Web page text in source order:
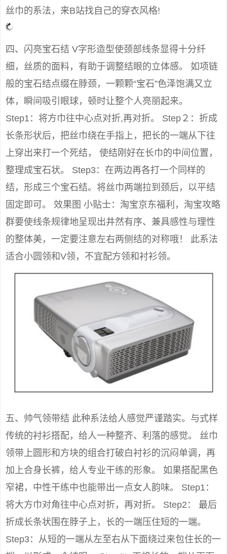
丝巾的系法，来B站找自己的穿衣风格!
四、闪亮宝石结 V字形造型使颈部线条显得十分纤
细，丝质的面料，有助于调整结眼的立体感。 如项链
般的宝石结点缀在脖颈，一颗颗“宝石”色泽饱满又立
体，瞬间吸引眼球，顿时让整个人亮丽起来。
Step1：将方巾往中心点对折,再对折。 Step２：折成
长条形状后，把丝巾绕在手指上，把长的一端从下往
上穿出来打一个死结， 使结刚好在长巾的中间位置，
整理成宝石状。 Step3：在两边再各打一个同样的
结，形成三个宝石结。将丝巾两端拉到颈后，以平结
固定即可。 效果图 小贴士：淘宝京东福利，淘宝攻略
群要使线条规律地呈现出井然有序、兼具感性与理性
的整体美，一定要注意左右两侧结的对称哦！ 此系法
适合小圆领和V领，不宜配方领和衬衫领。
五、帅气领带结 此种系法给人感觉严谨踏实。与式样
传统的衬衫搭配，给人一种整齐、利落的感觉。 丝巾
领带上圆形和方块的组合打破白衬衫的沉闷单调，再
加上合身长裤，给人专业干练的形象。 如果搭配黑色
窄裙，中性干练中也能带出一点女人韵味。 Step1：
将大方巾对角往中心点对折，再对折。 Step2： 最后
折成长条状围在脖子上，长的一端压住短的一端。
Step3：从短的一端从左至右从下面绕过来包住长的一